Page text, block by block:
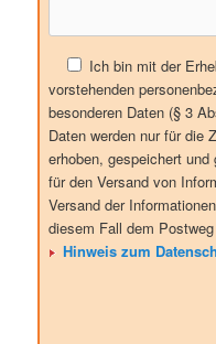
Ich bin mit der
vorstehenden
besonderen Daten (§ 3
Daten werden nur für die
erhoben, gespeichert
für den Versand von
Versand der
diesem Fall dem
Hinweis zum